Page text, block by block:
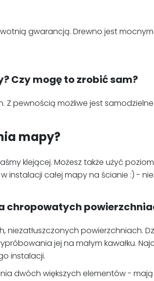
gwarancją. Drewno jest
Czy mogę to zrobić sam?
Z pewnością możliwe jest
mapy?
klejącej. Możesz także użyć
całej mapy na ścianie :) -
chropowatych
niezatłuszczonych powierzchniach.
jej na małym kawałku.
instalacji.
dwóch większych elementów - mają